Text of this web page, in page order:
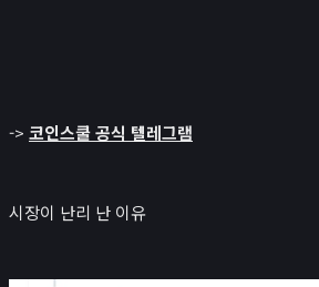
-> 코인스쿨 공식 텔레그램
시장이 난리 난 이유